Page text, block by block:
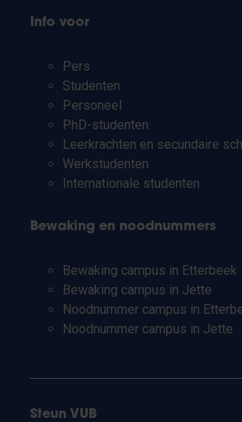
Info voor
Pers
Studenten
Personeel
PhD-studenten
Leerkrachten en secundaire
Werkstudenten
Internationale studenten
Bewaking en noodnummers
Bewaking campus in Etterbeek
Bewaking campus in Jette
Noodnummer campus in
Noodnummer campus in Jette
Steun VUB